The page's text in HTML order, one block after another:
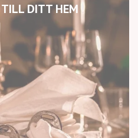
TILL DITT HEM